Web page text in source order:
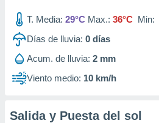
1199
T. Media: 29°C Max.: 36°C Min:
Días de lluvia: 0 días
Acum. de lluvia: 2 mm
Viento medio: 10 km/h
Salida y Puesta del sol